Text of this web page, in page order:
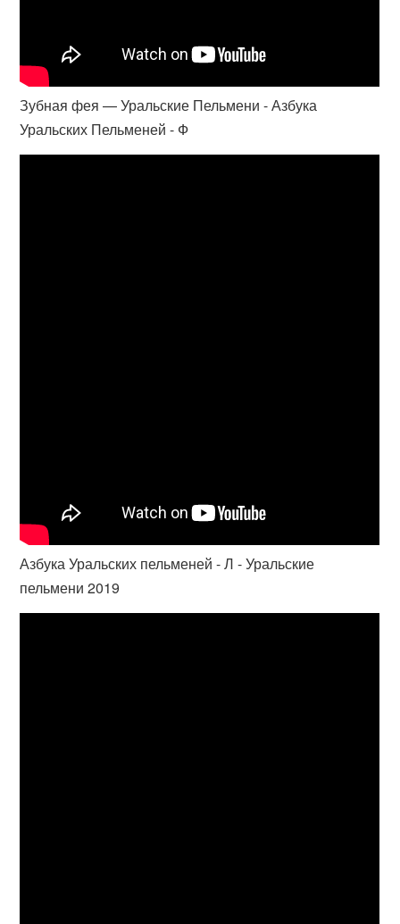
Зубная фея — Уральские Пельмени - Азбука
Уральских Пельменей - Ф
Азбука Уральских пельменей - Л - Уральские
пельмени 2019